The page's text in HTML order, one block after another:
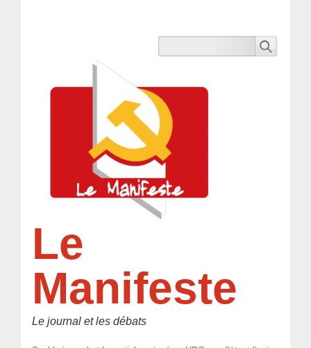
Le
Manifeste
Le journal et les débats